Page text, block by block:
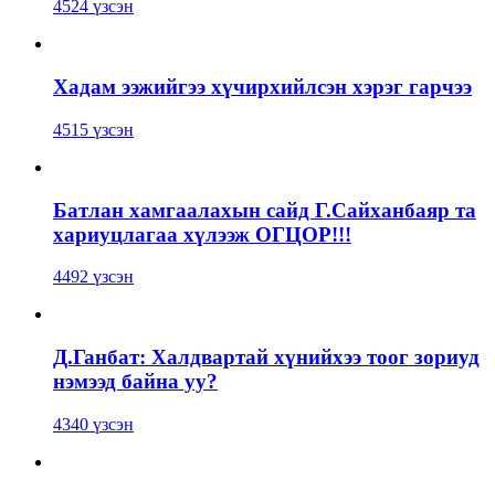
4524 үзсэн
Хадам ээжийгээ хүчирхийлсэн хэрэг гарчээ
4515 үзсэн
Батлан хамгаалахын сайд Г.Сайханбаяр та
хариуцлагаа хүлээж ОГЦОР!!!
4492 үзсэн
Д.Ганбат: Халдвартай хүнийхээ тоог зориуд
нэмээд байна уу?
4340 үзсэн